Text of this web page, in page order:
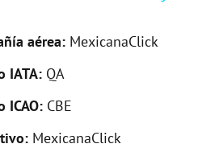
aérea: MexicanaClick
IATA: QA
ICAO: CBE
MexicanaClick